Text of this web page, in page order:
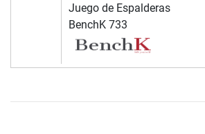
Juego de Espalderas
BenchK 733